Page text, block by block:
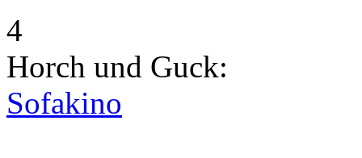
4
Horch und Guck:
Sofakino